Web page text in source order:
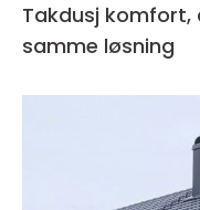
Takdusj komfort, design og funksjon i
samme løsning